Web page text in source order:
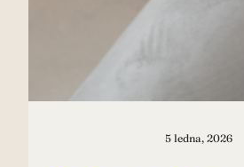
5 ledna, 2026